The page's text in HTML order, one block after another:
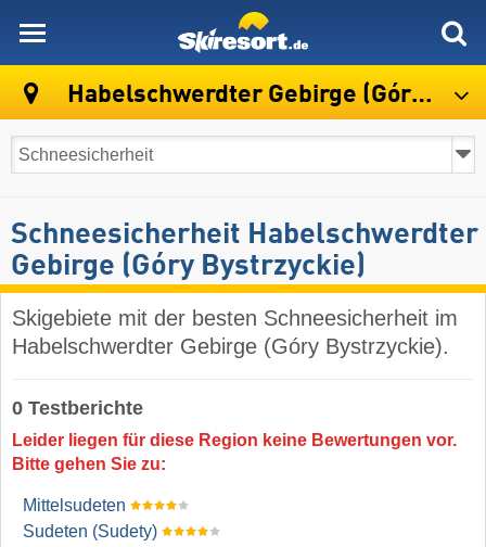
Habelschwerdter Gebirge (Góry Bystrzyckie)
Schneesicherheit Habelschwerdter
Gebirge (Góry Bystrzyckie)
Skigebiete mit der besten Schneesicherheit im
Habelschwerdter Gebirge (Góry Bystrzyckie).
0 Testberichte
Leider liegen für diese Region keine Bewertungen vor.
Bitte gehen Sie zu:
Mittelsudeten
Sudeten (Sudety)